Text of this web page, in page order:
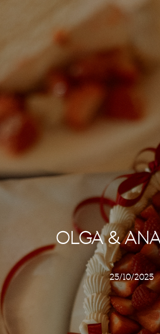
OLGA &
25/10/2025